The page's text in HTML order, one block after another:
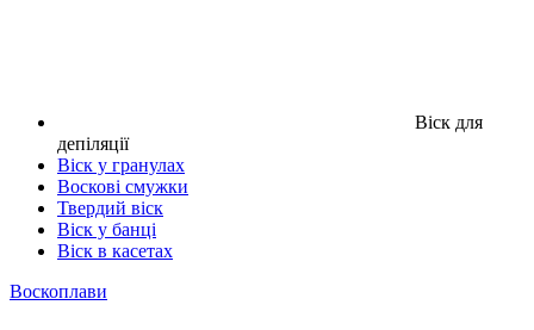
Віск для
депіляції
Віск у гранулах
Воскові смужки
Твердий віск
Віск у банці
Віск в касетах
Воскоплави